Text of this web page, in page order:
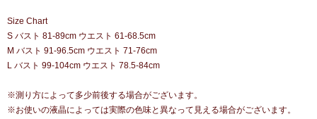
Size Chart
S バスト 81-89cm ウエスト 61-68.5cm
M バスト 91-96.5cm ウエスト 71-76cm
L バスト 99-104cm ウエスト 78.5-84cm
※測り方によって多少前後する場合がございます。
※お使いの液晶によっては実際の色味と異なって見える場合がございます。